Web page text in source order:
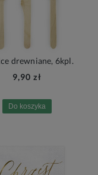
drewniane, 6kpl.
9,90 zł
Do koszyka